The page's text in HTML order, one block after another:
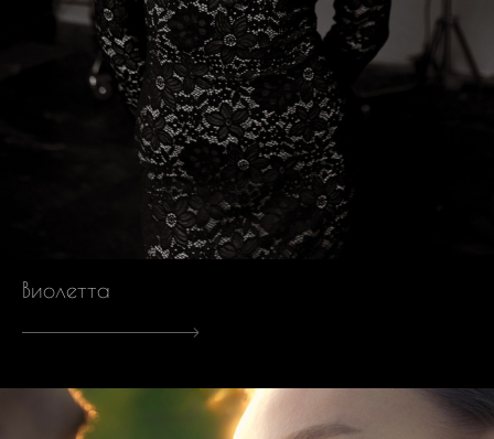
Виолетта